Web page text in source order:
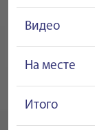
Видео
На месте
Итого